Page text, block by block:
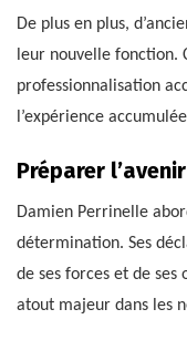
De plus en plus,
leur nouvelle fonction.
professionnalisation
l’expérience
Préparer
Damien Perrinelle
détermination. Ses
de ses forces et de ses
atout majeur dans les